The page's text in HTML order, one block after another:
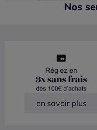
Nos
en savoir plus